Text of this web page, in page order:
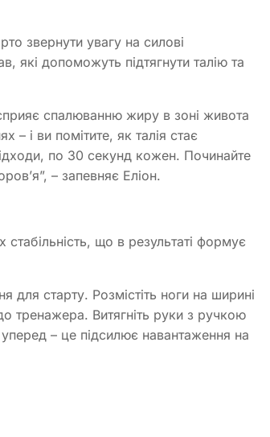
звернути увагу на силові
які допоможуть підтягнути талію та
спалюванню жиру в зоні живота
– і ви помітите, як талія стає
по 30 секунд кожен. Починайте
– запевняє Еліон.
що в результаті формує
для старту. Розмістіть ноги на ширині
тренажера. Витягніть руки з ручкою
– це підсилює навантаження на